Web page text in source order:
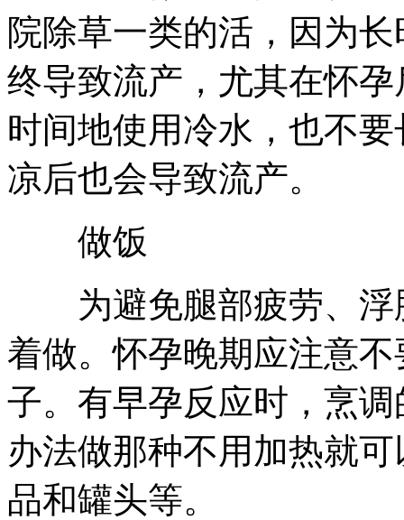
院除草一类的活，因为
终导致流产，尤其在怀
时间地使用冷水，也不
凉后也会导致流产。
做饭
为避免腿部疲劳、浮
着做。怀孕晚期应注意
子。有早孕反应时，烹
办法做那种不用加热就
品和罐头等。